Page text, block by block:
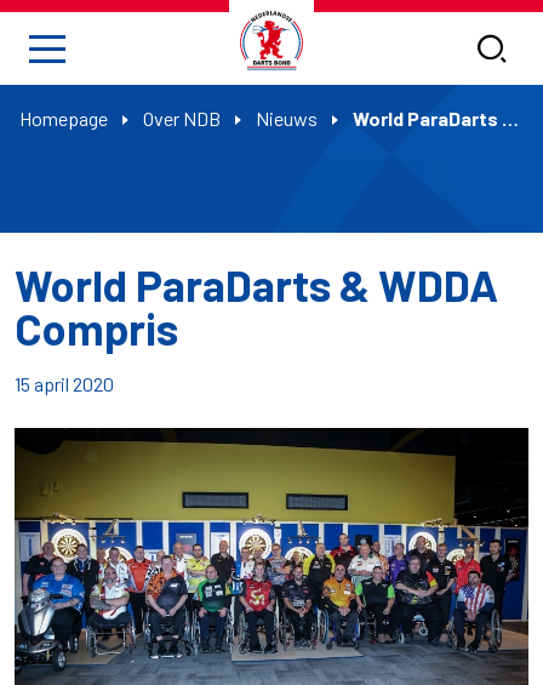
Homepage Over NDB Nieuws World ParaDarts & WDDA Compris
World ParaDarts & WDDA
Compris
15 april 2020